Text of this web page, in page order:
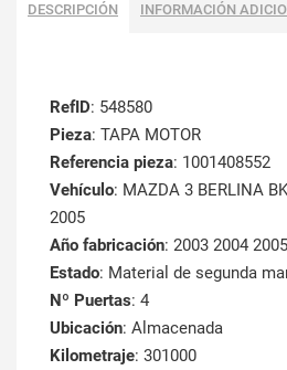
DESCRIPCIÓN INFORMACIÓN
RefID: 548580
Pieza: TAPA MOTOR
Referencia pieza: 1001408552
Vehículo: MAZDA 3 BERLINA
2005
Año fabricación: 2003 2004
Estado: Material de segunda
Nº Puertas: 4
Ubicación: Almacenada
Kilometraje: 301000